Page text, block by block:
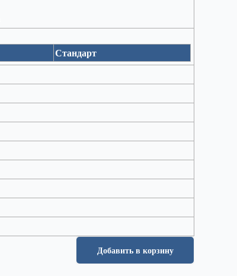
Стандарт
Добавить в корзину